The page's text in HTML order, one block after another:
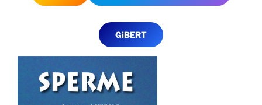
GiBERT